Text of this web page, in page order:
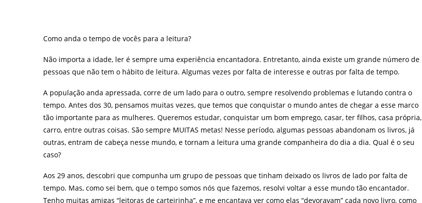
Como anda o tempo de vocês para a leitura?
Não importa a idade, ler é sempre uma experiência encantadora. Entretanto, ainda existe um grande número de
pessoas que não tem o hábito de leitura. Algumas vezes por falta de interesse e outras por falta de tempo.
A população anda apressada, corre de um lado para o outro, sempre resolvendo problemas e lutando contra o
tempo. Antes dos 30, pensamos muitas vezes, que temos que conquistar o mundo antes de chegar a esse marco
tão importante para as mulheres. Queremos estudar, conquistar um bom emprego, casar, ter filhos, casa própria,
carro, entre outras coisas. São sempre MUITAS metas! Nesse período, algumas pessoas abandonam os livros, já
outras, entram de cabeça nesse mundo, e tornam a leitura uma grande companheira do dia a dia. Qual é o seu
caso?
Aos 29 anos, descobri que compunha um grupo de pessoas que tinham deixado os livros de lado por falta de
tempo. Mas, como sei bem, que o tempo somos nós que fazemos, resolvi voltar a esse mundo tão encantador.
Tenho muitas amigas “leitoras de carteirinha”, e me encantava ver como elas “devoravam” cada novo livro, como